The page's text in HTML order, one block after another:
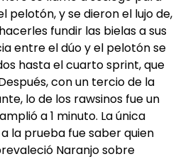
pelotón, y se dieron el lujo de,
fundir las bielas a sus
entre el dúo y el pelotón se
hasta el cuarto sprint, que
con un tercio de la
lo de los rawsinos fue un
a 1 minuto. La única
la prueba fue saber quien
Naranjo sobre